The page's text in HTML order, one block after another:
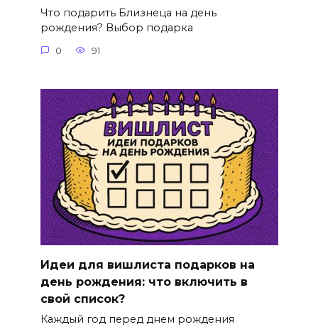
Что подарить Близнеца на день
рождения? Выбор подарка
0 91
Идеи для вишлиста подарков на
день рождения: что включить в
свой список?
Каждый год перед днем рождения